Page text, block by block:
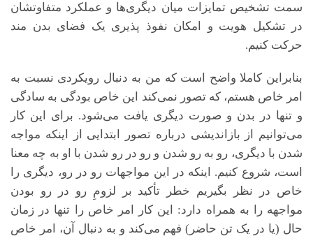
سمت تشخیص تمایزات میان دیگری‌ها و عملکرد متفاوتشان
در تشکیل هویت و امکان نفوذ پذیری یک فضای بدن مند
حرکت کنیم.
بنابراین کاملا واضح است که من به دنبال رویکردی نسبت به
امر خاص هستم، که تصور نمی‌کند این خاص بودگی به سادگی
و تنها در بدن و صورت دیگری یافت می‌شود. برای این کار
می‌توانیم از بازاندیشی درباره تصور ابتدایی از اینکه مواجه
شدن با دیگری، رو به رو شدن و رو در رو شدن با او به چه معنا
است، شروع کنیم. اینکه در این مواجهات رو در رو، دیگری را
خاص در نظر بگیریم خطر تأکید بر لزومِ رو در رو بودن
مواجهه را به همراه دارد: این کار امر خاص را تنها در زمان
حال (یا در یک تنِ حاضر) فهم می‌کند و به دنبال آن، امر خاص